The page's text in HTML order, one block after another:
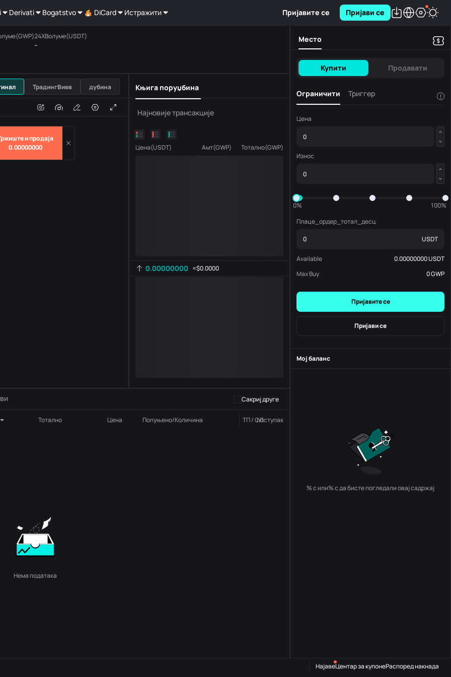
Derivati Bogatstvo DiCard Истражити Пријавите се Пријави се
и продаја
0.00000000
24ХВолуме(USDT)
--
USDT
Запремина
ТрадингВиев дубина Књига поруџбина
Најновије трансакције
Цена(USDT) Амт(GWP) Тотално(GWP)
0.00000000 ≈$0.0000
-
Сакриј друге
Тотално Цена Попуњено/Количина ТП / СЛпоступак
Нема података
Место
Купити Продавати
Ограничити Триггер !
Цена
Износ
0%
100%
Плаце_ордер_тотал_десц
USDT
Available 0.00000000USDT
Max Buy
0GWP
Пријавите се
Пријави се
Мој баланс
% с или% с да бисте погледали овај садржај
НајавеЦентар за купонеРаспоред накнада